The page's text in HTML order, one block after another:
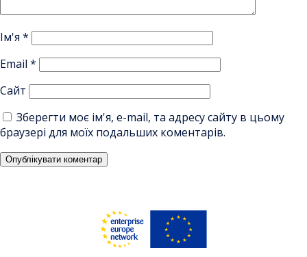
Ім'я *
Email *
Сайт
Зберегти моє ім'я, e-mail, та адресу сайту в цьому
браузері для моїх подальших коментарів.